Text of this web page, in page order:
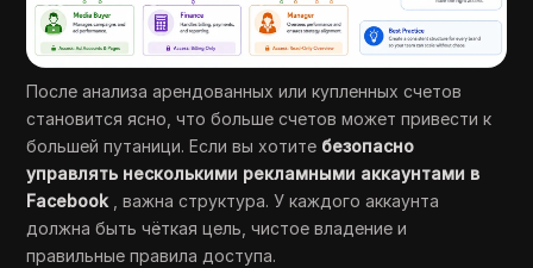
После анализа арендованных или купленных счетов
становится ясно, что больше счетов может привести к
большей путаници. Если вы хотите безопасно
управлять несколькими рекламными аккаунтами в
Facebook , важна структура. У каждого аккаунта
должна быть чёткая цель, чистое владение и
правильные правила доступа.